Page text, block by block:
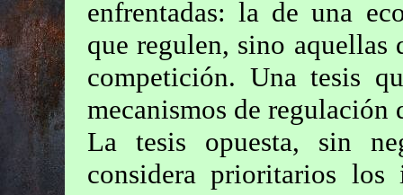
enfrentadas: la de una
que regulen, sino
competición. Una tesis
mecanismos de regulación
La tesis opuesta, sin
considera prioritarios los